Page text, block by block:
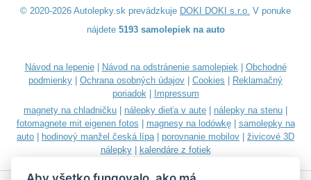
© 2020-2026 Autolepky.sk prevádzkuje DOKI DOKI s.r.o. V ponuke
nájdete 5193 samolepiek na auto
Návod na lepenie| Návod na odstránenie samolepiek| Obchodné
podmienky
Ochrana osobných údajov Cookies
Reklamačný
poriadok|
Impressum
magnety na chladničku
nálepky dieťa v aute nálepky na stenu
fotomagnete mit eigenen fotos
magnesy na lodówkę| samolepky na
auto
hodinový manžel česká lípa| porovnanie mobilov
živicové 3D
nálepky| kalendáre z fotiek